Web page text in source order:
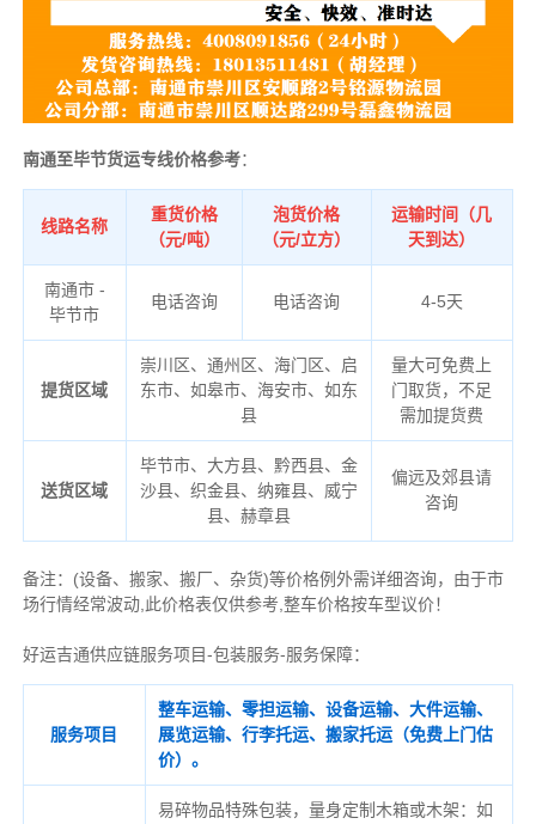
南通至毕节货运专线价格参考：
线路名称
重货价格
（元/吨）
泡货价格
（元/立方）
运输时间（几
天到达）
南通市 -
毕节市
电话咨询 电话咨询 4-5天
提货区域
崇川区、通州区、海门区、启
东市、如皋市、海安市、如东
县
量大可免费上
门取货，不足
需加提货费
送货区域
毕节市、大方县、黔西县、金
沙县、织金县、纳雍县、威宁
县、赫章县
偏远及郊县请
咨询
备注： (设备、搬家、搬厂、杂货)等价格例外需详细咨询，由于市
场行情经常波动,此价格表仅供参考,整车价格按车型议价！
好运吉通供应链服务项目-包装服务-服务保障：
服务项目
整车运输、零担运输、设备运输、大件运输、
展览运输、行李托运、搬家托运（免费上门估
价）。
易碎物品特殊包装，量身定制木箱或木架：如